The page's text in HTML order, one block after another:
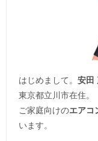
はじめまして。 安田
東京都立川市在住。
ご家庭向けのエアコ
います。